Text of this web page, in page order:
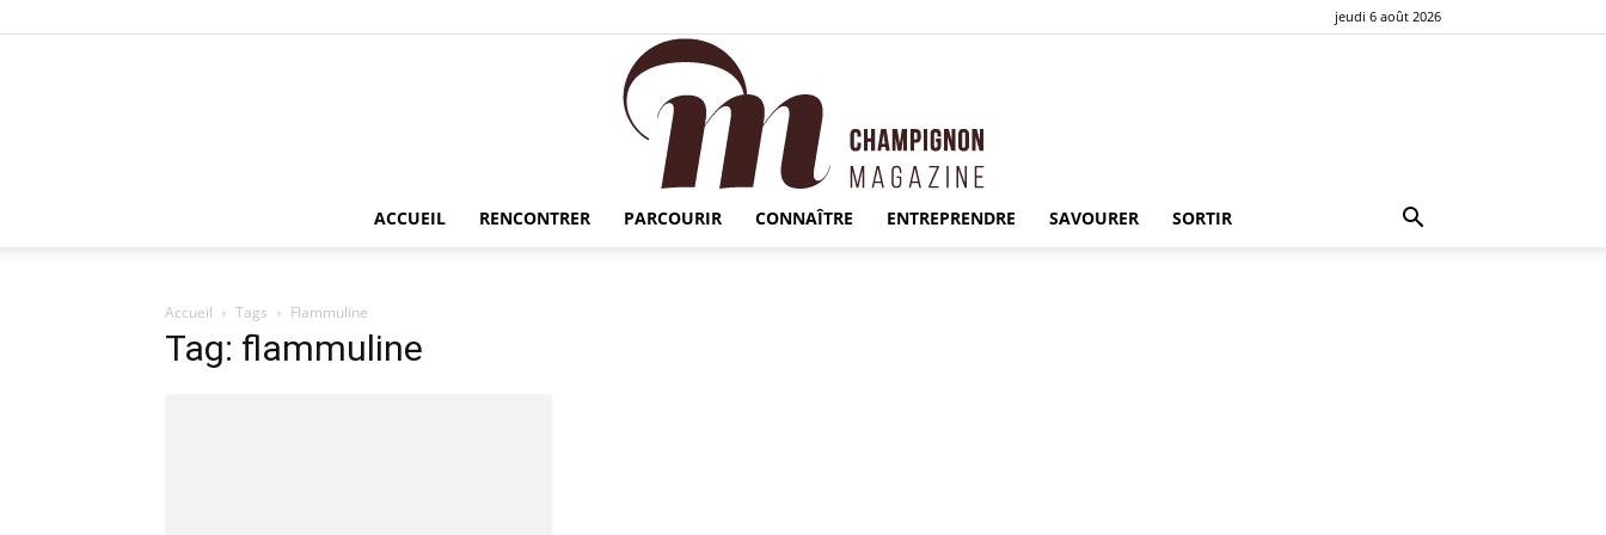
jeudi 6 août 2026
ACCUEIL RENCONTRER PARCOURIR CONNAÎTRE ENTREPRENDRE SAVOURER SORTIR
Accueil Tags Flammuline
Tag: flammuline